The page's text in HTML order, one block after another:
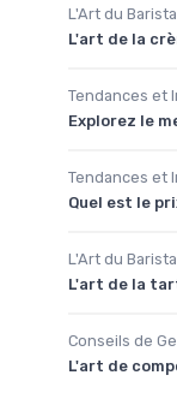
L'Art du Barista
L'art de la
Tendances et
Explorez le
Tendances et
Quel est le
L'Art du Barista
L'art de la
Conseils de
L'art de